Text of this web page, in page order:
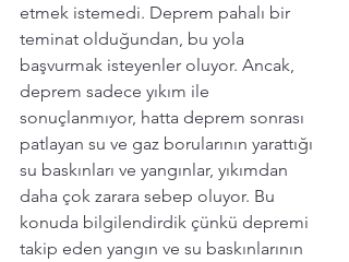
etmek istemedi. Deprem pahalı bir
teminat olduğundan, bu yola
başvurmak isteyenler oluyor. Ancak,
deprem sadece yıkım ile
sonuçlanmıyor, hatta deprem sonrası
patlayan su ve gaz borularının yarattığı
su baskınları ve yangınlar, yıkımdan
daha çok zarara sebep oluyor. Bu
konuda bilgilendirdik çünkü depremi
takip eden yangın ve su baskınlarının